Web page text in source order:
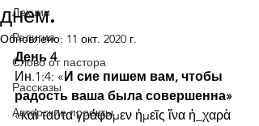
Лекции
Религия
Слово от пастора
Рассказы
Авторские проекты
днем.
Обновлено: 11 окт. 2020 г.
День 4
Ин.1:4: «И сие пишем вам, чтобы
радость ваша была совершенна»
«καὶ ταῦτα γράφομεν ἡμεῖς ἵνα ἡ_χαρὰ